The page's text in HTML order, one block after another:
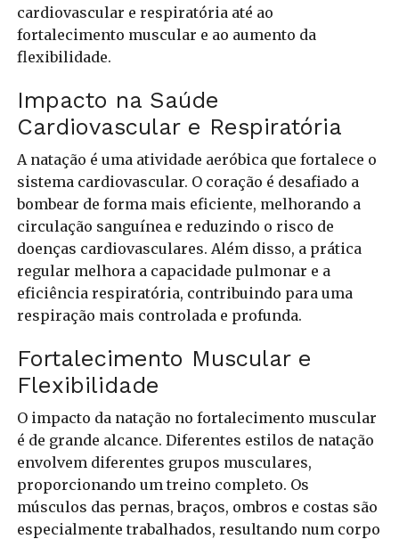
cardiovascular e respiratória até ao
fortalecimento muscular e ao aumento da
flexibilidade.
Impacto na Saúde
Cardiovascular e Respiratória
A natação é uma atividade aeróbica que fortalece o
sistema cardiovascular. O coração é desafiado a
bombear de forma mais eficiente, melhorando a
circulação sanguínea e reduzindo o risco de
doenças cardiovasculares. Além disso, a prática
regular melhora a capacidade pulmonar e a
eficiência respiratória, contribuindo para uma
respiração mais controlada e profunda.
Fortalecimento Muscular e
Flexibilidade
O impacto da natação no fortalecimento muscular
é de grande alcance. Diferentes estilos de natação
envolvem diferentes grupos musculares,
proporcionando um treino completo. Os
músculos das pernas, braços, ombros e costas são
especialmente trabalhados, resultando num corpo